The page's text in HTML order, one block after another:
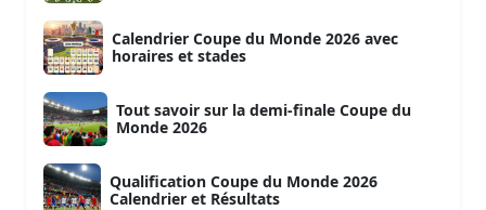
Calendrier Coupe du Monde 2026 avec
horaires et stades
Tout savoir sur la demi-finale Coupe du
Monde 2026
Qualification Coupe du Monde 2026
Calendrier et Résultats